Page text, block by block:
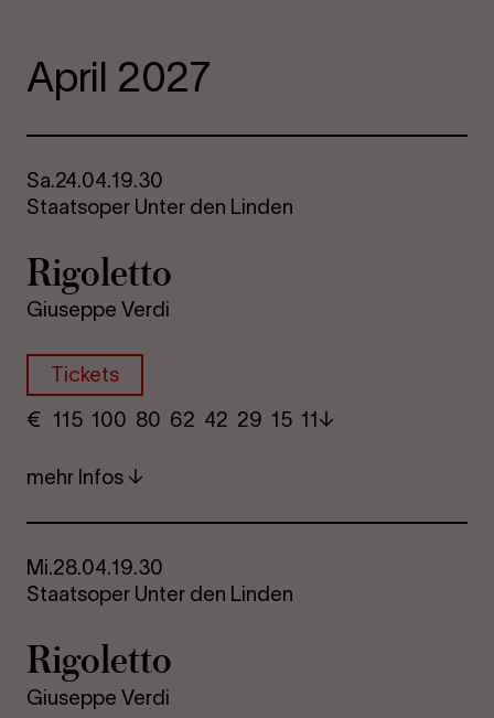
April 2027
Sa.24.04.19.30
Staatsoper Unter den Linden
Ri­go­let­to
Giuseppe Verdi
Tickets
€ ​ 115 100 80​ 62 42 29​ 15 11
mehr Infos
Mi.28.04.19.30
Staatsoper Unter den Linden
Ri­go­let­to
Giuseppe Verdi